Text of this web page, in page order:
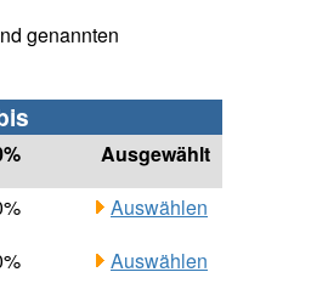
genannten
Ausgewählt
Auswählen
Auswählen